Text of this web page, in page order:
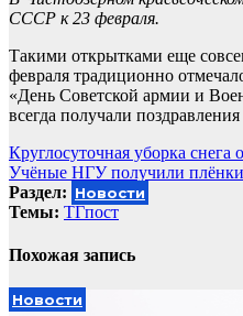
СССР к 23 февраля.
Такими открытками еще
февраля традиционно
«День Советской армии и
всегда получали
Навигация
по
записям
Круглосуточная уборка
Учёные НГУ получили плёнки
Раздел: Новости
Темы: ТГпост
Похожая запись
Новости